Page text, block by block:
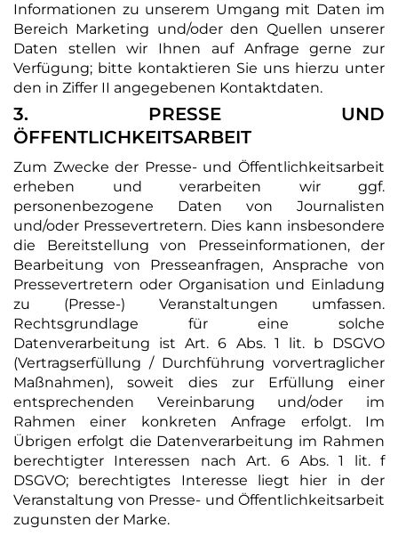
Informationen zu unserem Umgang mit Daten im
Bereich Marketing und/oder den Quellen unserer
Daten stellen wir Ihnen auf Anfrage gerne zur
Verfügung; bitte kontaktieren Sie uns hierzu unter
den in Ziffer II angegebenen Kontaktdaten.
3. PRESSE UND
ÖFFENTLICHKEITSARBEIT
Zum Zwecke der Presse- und Öffentlichkeitsarbeit
erheben und verarbeiten wir ggf.
personenbezogene Daten von Journalisten
und/oder Pressevertretern. Dies kann insbesondere
die Bereitstellung von Presseinformationen, der
Bearbeitung von Presseanfragen, Ansprache von
Pressevertretern oder Organisation und Einladung
zu (Presse-) Veranstaltungen umfassen.
Rechtsgrundlage für eine solche
Datenverarbeitung ist Art. 6 Abs. 1 lit. b DSGVO
(Vertragserfüllung / Durchführung vorvertraglicher
Maßnahmen), soweit dies zur Erfüllung einer
entsprechenden Vereinbarung und/oder im
Rahmen einer konkreten Anfrage erfolgt. Im
Übrigen erfolgt die Datenverarbeitung im Rahmen
berechtigter Interessen nach Art. 6 Abs. 1 lit. f
DSGVO; berechtigtes Interesse liegt hier in der
Veranstaltung von Presse- und Öffentlichkeitsarbeit
zugunsten der Marke.